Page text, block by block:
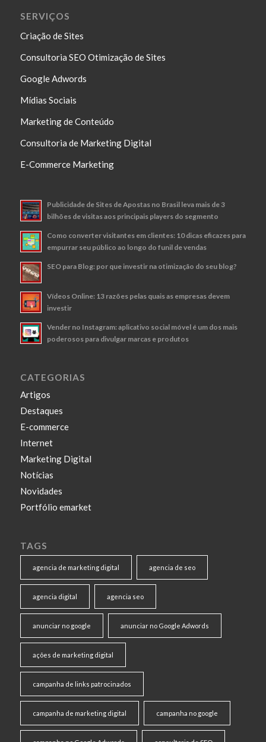
SERVIÇOS
Criação de Sites
Consultoria SEO Otimização de Sites
Google Adwords
Mídias Sociais
Marketing de Conteúdo
Consultoria de Marketing Digital
E-Commerce Marketing
Publicidade de Sites de Apostas no Brasil leva mais de 3
bilhões de visitas aos principais players do segmento
Como converter visitantes em clientes: 10 dicas eficazes para
empurrar seu público ao longo do funil de vendas
SEO para Blog: por que investir na otimização do seu blog?
Vídeos Online: 13 razões pelas quais as empresas devem
investir
Vender no Instagram: aplicativo social móvel é um dos mais
poderosos para divulgar marcas e produtos
CATEGORIAS
Artigos
Destaques
E-commerce
Internet
Marketing Digital
Notícias
Novidades
Portfólio emarket
TAGS
agencia de marketing digital agencia de seo
agencia digital agencia seo
anunciar no google anunciar no Google Adwords
ações de marketing digital
campanha de links patrocinados
campanha de marketing digital campanha no google